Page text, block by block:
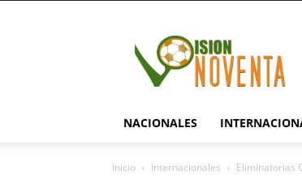
NACIONALES
Inicio Internacionales Eliminatorias